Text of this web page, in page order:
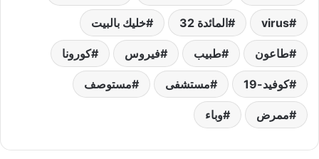
virus المائدة 32 خليك بالبيت
طاعون طبيب فيروس كورونا
كوفيد-19 مستشفى مستوصف
ممرض وباء